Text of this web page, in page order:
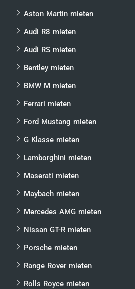
Aston Martin mieten
Audi R8 mieten
Audi RS mieten
Bentley mieten
BMW M mieten
Ferrari mieten
Ford Mustang mieten
G Klasse mieten
Lamborghini mieten
Maserati mieten
Maybach mieten
Mercedes AMG mieten
Nissan GT-R mieten
Porsche mieten
Range Rover mieten
Rolls Royce mieten